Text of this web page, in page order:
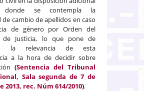
donde se contempla la
de cambio de apellidos en caso
de género por Orden del
de Justicia, lo que pone de
la relevancia de esta
a la hora de decidir sobre
(Sentencia del Tribunal
Sala segunda de 7 de
2013, rec. Núm 614/2010).